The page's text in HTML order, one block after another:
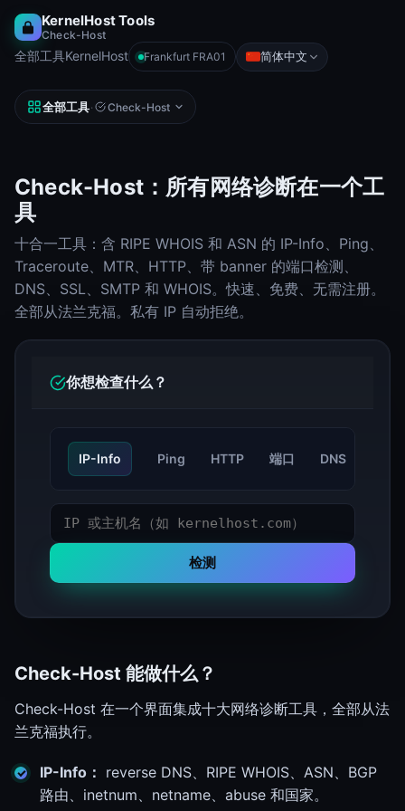
KernelHost Tools
Check-Host
全部工具KernelHost Frankfurt FRA01 简体中文
全部工具· Check-Host
Check-Host：所有网络诊断在一个工
具
十合一工具：含 RIPE WHOIS 和 ASN 的 IP-Info、Ping、
Traceroute、MTR、HTTP、带 banner 的端口检测、
DNS、SSL、SMTP 和 WHOIS。快速、免费、无需注册。
全部从法兰克福。私有 IP 自动拒绝。
你想检查什么？
IP-Info Ping HTTP 端口 DNS
检测
Check-Host 能做什么？
Check-Host 在一个界面集成十大网络诊断工具，全部从法
兰克福执行。
IP-Info： reverse DNS、RIPE WHOIS、ASN、BGP
路由、inetnum、netname、abuse 和国家。